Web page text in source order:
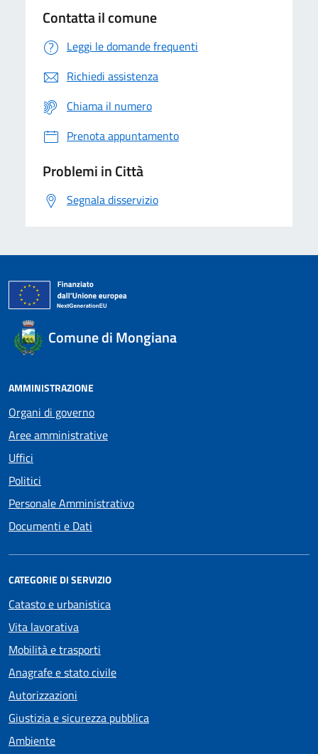
Contatta il comune
Leggi le domande frequenti
Richiedi assistenza
Chiama il numero
Prenota appuntamento
Problemi in Città
Segnala disservizio
Comune di Mongiana
AMMINISTRAZIONE
Organi di governo
Aree amministrative
Uffici
Politici
Personale Amministrativo
Documenti e Dati
CATEGORIE DI SERVIZIO
Catasto e urbanistica
Vita lavorativa
Mobilità e trasporti
Anagrafe e stato civile
Autorizzazioni
Giustizia e sicurezza pubblica
Ambiente